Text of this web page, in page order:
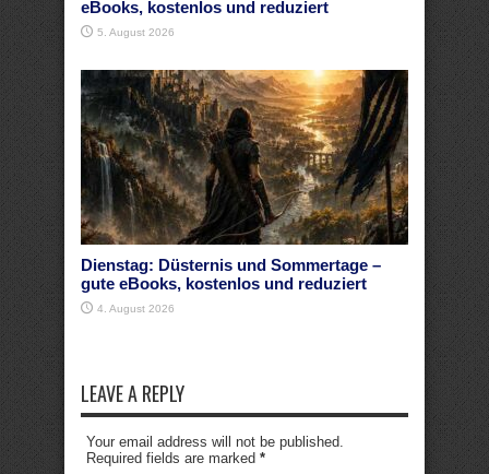
eBooks, kostenlos und reduziert
5. August 2026
Dienstag: Düsternis und Sommertage –
gute eBooks, kostenlos und reduziert
4. August 2026
LEAVE A REPLY
Your email address will not be published.
Required fields are marked *